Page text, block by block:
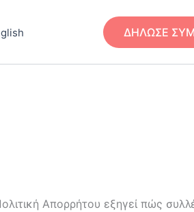
ΔΗΛΩΣΕ
Απορρήτου εξηγεί πώς